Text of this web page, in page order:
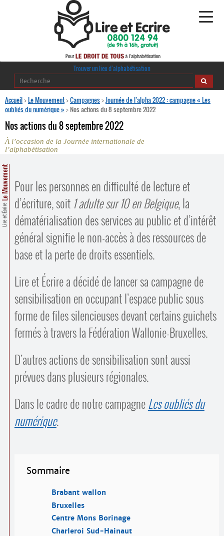
Alphabétisation
·
journaldelalpha.be
Comprendre et parler
Espace presse
Contacts
Trouver un lieu d’alphabétisation
Trouver un lieu d’alphabétisation
Accueil>Le Mouvement>Campagnes>Journée de l’alpha 2022 : campagne « Les
oubliés du numérique » >Nos actions du 8 septembre 2022
Nos actions du 8 septembre 2022
À l’occasion de la Journée internationale de
l’alphabétisation
Lire et Écrire
Le Mouvement Pour les personnes en difficulté de lecture et
d’écriture, soit 1 adulte sur 10 en Belgique, la
dématérialisation des services au public et d’intérêt
général signifie le non-accès à des ressources de
base et la perte de droits essentiels.
Lire et Écrire a décidé de lancer sa campagne de
sensibilisation en occupant l’espace public sous
forme de files silencieuses devant certains guichets
fermés à travers la Fédération Wallonie-Bruxelles.
D’autres actions de sensibilisation sont aussi
prévues dans plusieurs régionales.
Dans le cadre de notre campagneLes oubliés du
numérique.
Sommaire
Brabant wallon
Bruxelles
Centre Mons Borinage
Charleroi Sud-Hainaut